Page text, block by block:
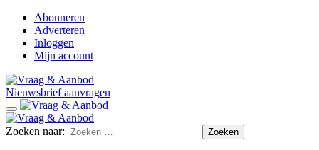
Abonneren
Adverteren
Inloggen
Mijn account
Nieuwsbrief aanvragen
Zoeken naar: